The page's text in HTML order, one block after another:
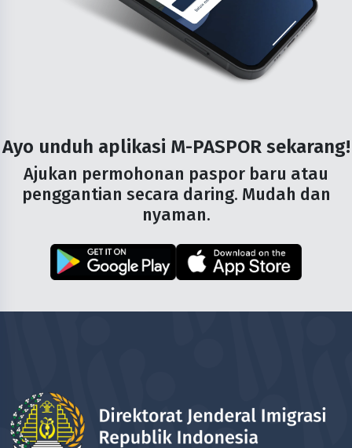
Ayo unduh aplikasi M-PASPORsekarang!
Ajukan permohonan paspor baru atau
penggantian secara daring. Mudah dan
nyaman.